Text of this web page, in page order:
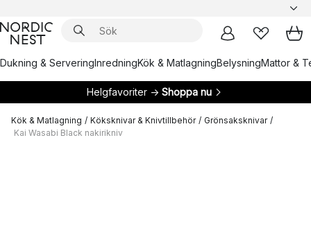
Dukning & ServeringInredningKök & MatlagningBelysningMattor &
Helgfavoriter → Shoppa nu
Kök & Matlagning / Köksknivar & Knivtillbehör / Grönsaksknivar /
Kai Wasabi Black nakirikniv